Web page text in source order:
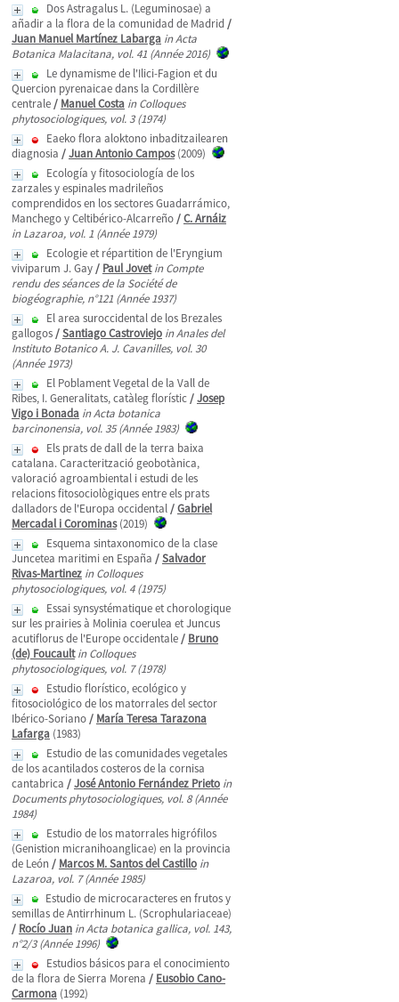
Dos Astragalus L. (Leguminosae) a
añadir a la flora de la comunidad de Madrid /
Juan Manuel Martínez Labarga in Acta
Botanica Malacitana, vol. 41 (Année 2016)
Le dynamisme de l'Ilici-Fagion et du
Quercion pyrenaicae dans la Cordillère
centrale/ Manuel Costa in Colloques
phytosociologiques, vol. 3 (1974)
Eaeko flora aloktono inbaditzailearen
diagnosia /Juan Antonio Campos(2009)
Ecología y fitosociología de los
zarzales y espinales madrileños
comprendidos en los sectores Guadarrámico,
Manchego y Celtibérico-Alcarreño/C. Arnáiz
in Lazaroa, vol. 1 (Année 1979)
Ecologie et répartition de l'Eryngium
viviparum J. Gay/ Paul Jovet in Compte
rendu des séances de la Société de
biogéographie, n°121 (Année 1937)
El area suroccidental de los Brezales
gallogos/Santiago Castroviejo in Anales del
Instituto Botanico A. J. Cavanilles, vol. 30
(Année 1973)
El Poblament Vegetal de la Vall de
Ribes, I. Generalitats, catàleg florístic/Josep
Vigo i Bonada in Acta botanica
barcinonensia, vol. 35 (Année 1983)
Els prats de dall de la terra baixa
catalana. Caracterització geobotànica,
valoració agroambiental i estudi de les
relacions fitosociològiques entre els prats
dalladors de l'Europa occidental/Gabriel
Mercadal i Corominas(2019)
Esquema sintaxonomico de la clase
Juncetea maritimi en España /Salvador
Rivas-Martinez in Colloques
phytosociologiques, vol. 4 (1975)
Essai synsystématique et chorologique
sur les prairies à Molinia coerulea et Juncus
acutiflorus de l'Europe occidentale/ Bruno
(de) Foucault in Colloques
phytosociologiques, vol. 7 (1978)
Estudio florístico, ecológico y
fitosociológico de los matorrales del sector
Ibérico-Soriano/ María Teresa Tarazona
Lafarga (1983)
Estudio de las comunidades vegetales
de los acantilados costeros de la cornisa
cantabrica /José Antonio Fernández Prieto in
Documents phytosociologiques, vol. 8 (Année
1984)
Estudio de los matorrales higrófilos
(Genistion micranihoanglicae) en la provincia
de León / Marcos M. Santos del Castillo in
Lazaroa, vol. 7 (Année 1985)
Estudio de microcaracteres en frutos y
semillas de Antirrhinum L. (Scrophulariaceae)
/ Rocío Juan in Acta botanica gallica, vol. 143,
n°2/3 (Année 1996)
Estudios básicos para el conocimiento
de la flora de Sierra Morena / Eusobio Cano-
Carmona (1992)